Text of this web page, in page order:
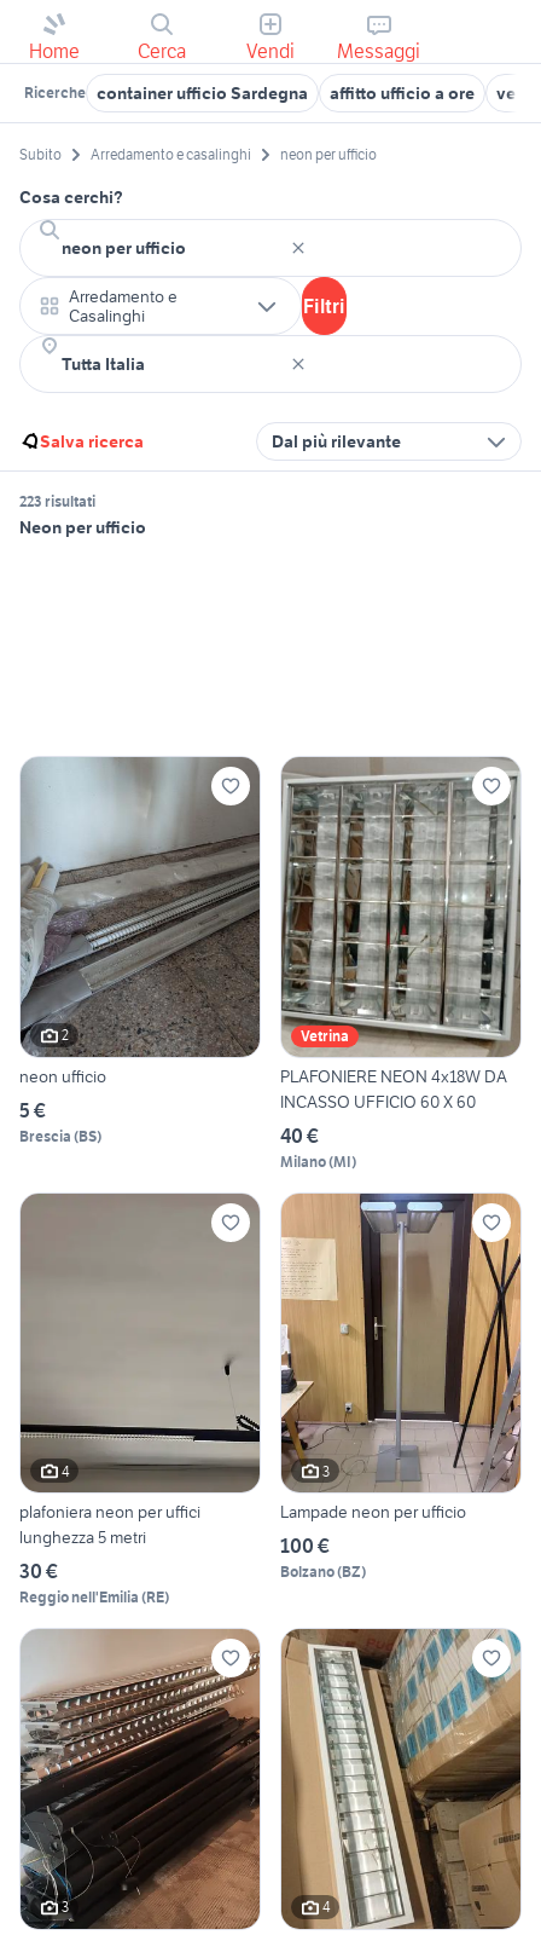
Home Cerca Vendi Messaggi
Ricerche container ufficio Sardegna affitto ufficio a ore
Subito Arredamento e casalinghi neon per ufficio
Cosa cerchi?
Arredamento e
Casalinghi
Filtri
Salva ricerca Dal più rilevante
223 risultati
Neon per ufficio
2
neon ufficio
5 €
Brescia (BS)
Vetrina
PLAFONIERE NEON 4x18W DA
INCASSO UFFICIO 60 X 60
40 €
Milano(MI)
4
plafoniera neon per uffici
lunghezza 5 metri
30 €
Reggio nell'Emilia (RE)
3
Lampade neon per ufficio
100 €
Bolzano(BZ)
3 4